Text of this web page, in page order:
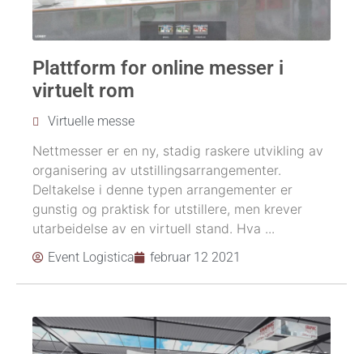
Plattform for online messer i
virtuelt rom
Virtuelle messe
Nettmesser er en ny, stadig raskere utvikling av
organisering av utstillingsarrangementer.
Deltakelse i denne typen arrangementer er
gunstig og praktisk for utstillere, men krever
utarbeidelse av en virtuell stand. Hva ...
Event Logistica februar 12 2021